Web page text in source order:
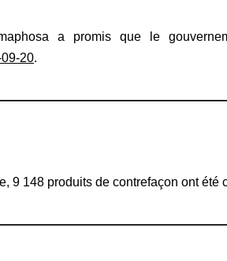
a promis que le
20.
9 148 produits de contrefaçon ont